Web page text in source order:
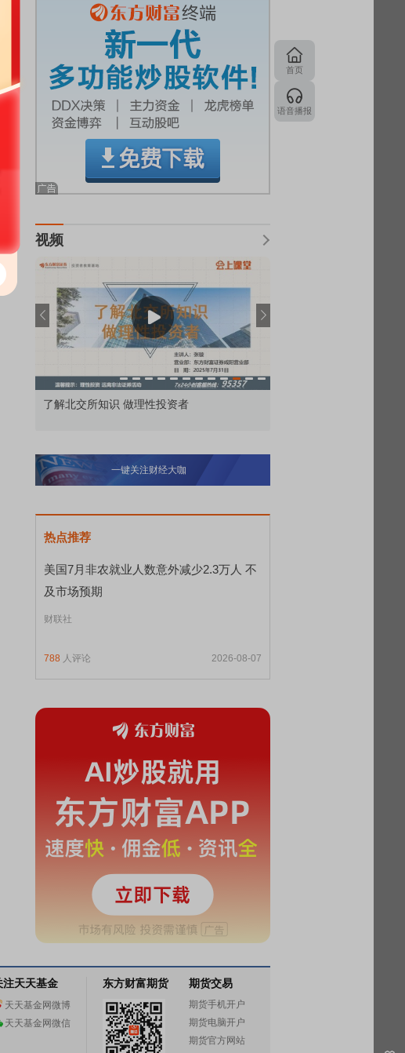
报
视频
市价委托那么多种，究竟怎么用？
一键关注财经大咖
热点推荐
美国7月非农就业人数意外减少2.3万人 不
及市场预期
财联社
788 人评论 2026-08-07
首页
语音播报
注天天基金
天天基金网微博
天天基金网微信
东方财富期货 期货交易
期货手机开户
期货电脑开户
期货官方网站